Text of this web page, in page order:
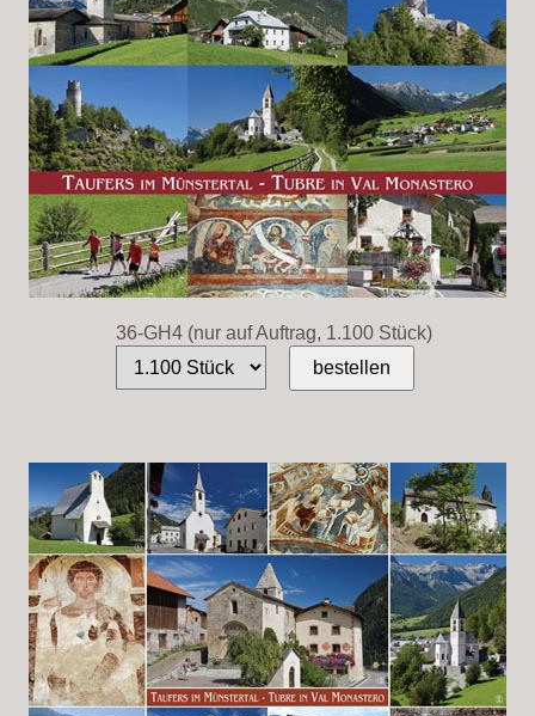
36-GH4 (nur auf Auftrag, 1.100 Stück)